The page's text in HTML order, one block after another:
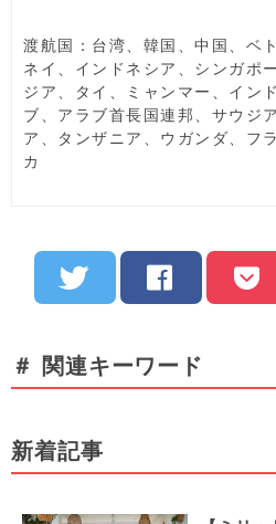
渡航国：台湾、韓国、中国、ベ
ネイ、インドネシア、シンガポ
ジア、タイ、ミャンマー、イン
ブ、アラブ首長国連邦、サウジ
ア、タンザニア、ウガンダ、フ
カ
＃ 関連キーワード
新着記事